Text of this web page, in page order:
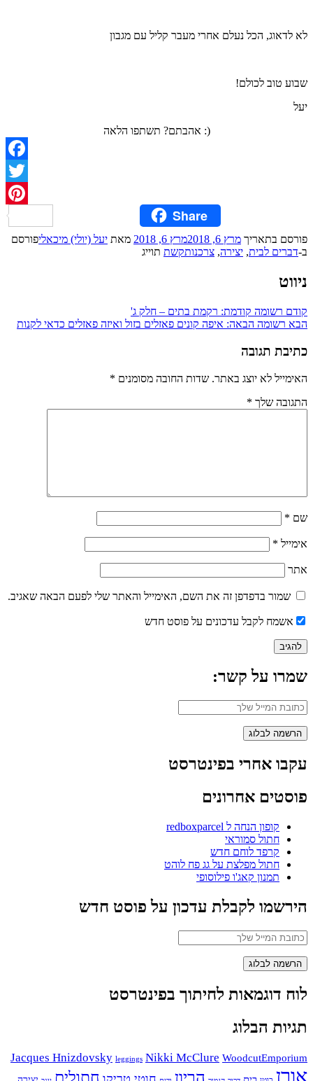
לא לדאוג, הכל נעלם אחרי מעבר קליל עם מגבון
שבוע טוב לכולם!
יעל
אהבתם? תשתפו הלאה :)
PinterestShare
פורסם בתאריך מרץ 6, 2018 מרץ 6, 2018 מאת יעל (יולי) מיכאליפורסם
ב-דברים לבית, יצירה, צרכנותקשת תוייג
ניווט
קודם רשומה קודמת: רקמת בתים – חלק ג'
הבא רשומה הבאה: איפה קונים פאזלים בזול ואיזה פאזלים כדאי לקנות
כתיבת תגובה
האימייל לא יוצג באתר. שדות החובה מסומנים *
התגובה שלך *
שם *
אימייל *
אתר
שמור בדפדפן זה את השם, האימייל והאתר שלי לפעם הבאה שאגיב.
אשמח לקבל עדכונים על פוסט חדש
שמרו על קשר:
עקבו אחרי בפינטרסט
פוסטים אחרונים
קופון הנחה ל redboxparcel
חתול סמוראי
קרפד לוחם חדש
חתול מפלצת על גג פח לוהט
תמנון קאג'ו פילוסופי
הירשמו לקבלת עדכון על פוסט חדש
לוח דוגמאות לחיתוך בפינטרסט
תגיות הבלוג
Jacques Hnizdovsky leggings Nikki McClure WoodcutEmporium
אורן הריון חתולים